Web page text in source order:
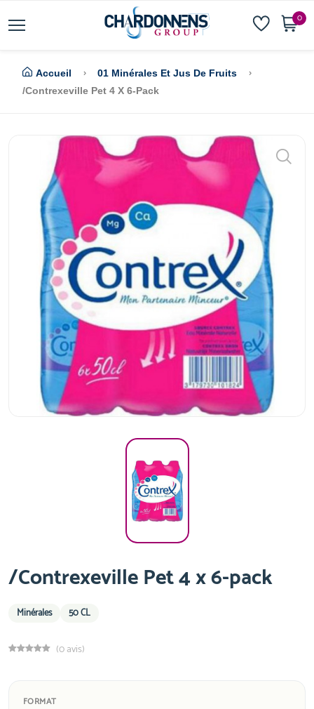
0
Accueil
01 Minérales Et Jus De Fruits
/Contrexeville Pet 4 X 6-Pack
/Contrexeville Pet 4 x 6-pack
Minérales 50 CL
(0 avis)
FORMAT